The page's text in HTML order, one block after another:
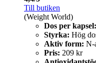
Till butiken
(Weight World)
Dos per kapsel:
Styrka: Hög
Aktiv form: N-
Pris: 209 kr